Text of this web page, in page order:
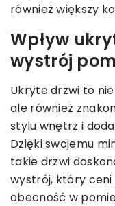
również większy
Wpływ
wystrój
Ukryte drzwi to
ale również
stylu wnętrz i
Dzięki swojemu
takie drzwi
wystrój, który
obecność w